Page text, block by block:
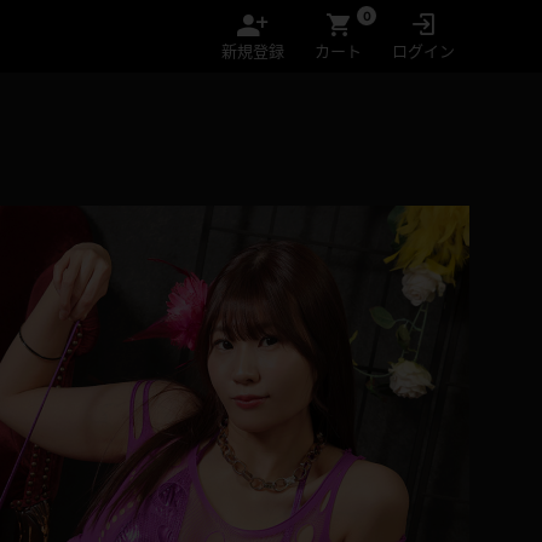
新規登録 カート
0
ログイン